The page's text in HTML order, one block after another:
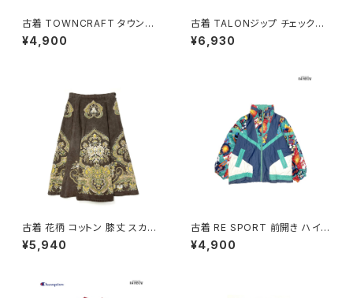
古着 TOWNCRAFT タウンク
ラフト 無地 半袖 ニット 紺 (ttu2
509075)
¥4,900
古着 TALONジップ チェック柄
コットン 膝丈 スカート 黄 (ba2
607010)
¥6,930
古着 花柄 コットン 膝丈 スカー
ト ダークブラウン (ba260701
3)
¥5,940
古着 RE SPORT 前開き ハイ
ネック 総柄 ナイロン 長袖 アウ
ター ヘビージャケット 緑 紺 (tt
¥4,900